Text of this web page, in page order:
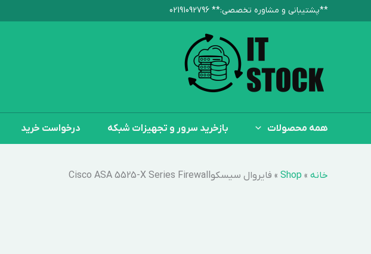
به
**پشتیبانی و مشاوره تخصصی:**‌ 02191092796
همه محصولات بازخرید سرور و تجهیزات شبکه درخواست خرید
خانه »
Shop
» فایروال سیسکوCisco ASA 5525-X Series Firewall